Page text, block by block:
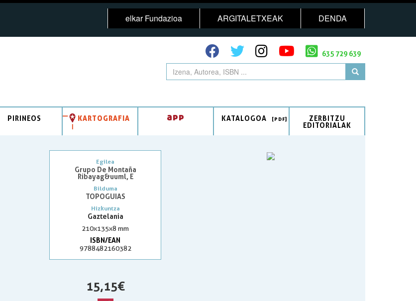
elkar Fundazioa ARGITALETXEAK DENDA
635 729 639
PIRINEOS KARTOGRAFIA app KATALOGOA
ZERBITZU
EDITORIALAK
Egilea
Grupo De Montaña
Ribayag&uuml, E
Bilduma
TOPOGUIAS
Hizkuntza
Gaztelania
210x135x8 mm
ISBN/EAN
9788482160382
15,15 €